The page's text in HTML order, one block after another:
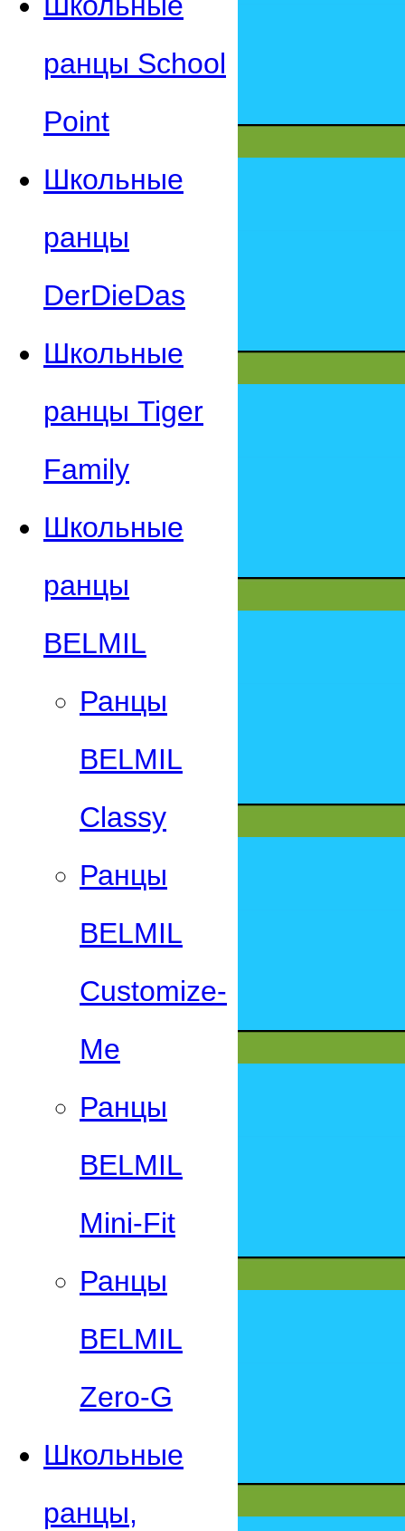
ранцы School
Point
Школьные
ранцы
DerDieDas
Школьные
ранцы Tiger
Family
Школьные
ранцы
BELMIL
Ранцы
BELMIL
Classy
Ранцы
BELMIL
Customize-
Me
Ранцы
BELMIL
Mini-Fit
Ранцы
BELMIL
Zero-G
Школьные
ранцы,